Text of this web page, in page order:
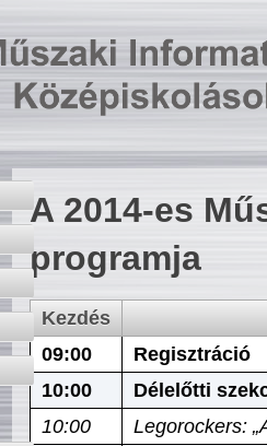
A 2014-es
programja
Kezdés
09:00
Regisztráció
10:00
Délelőtti
10:00
Legorockers: